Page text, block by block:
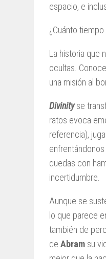
espacio, e
¿Cuánto
La historia que
ocultas.
una misión al
Divinityse
ratos evoca
referencia),
quedas con
incertidumbre.
Aunque se
lo que parece
también de
de Abram su